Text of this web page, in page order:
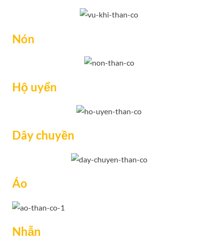
Nón
Hộ uyển
Dây chuyền
Áo
Nhẫn